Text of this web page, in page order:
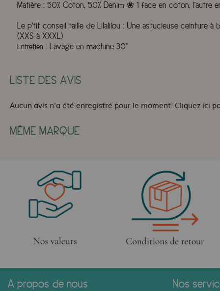
Matière : 50% Coton, 50% Denim ❀ 1 face en coton, l'autre
Le p'tit conseil taille de Lilalilou : Une astucieuse ceinture à
(XXS à XXXL)
Entretien : Lavage en machine 30°
LISTE DES AVIS
Aucun avis n'a été enregistré pour le moment. Cliquez ici
MÊME MARQUE
A propos de nous Nos